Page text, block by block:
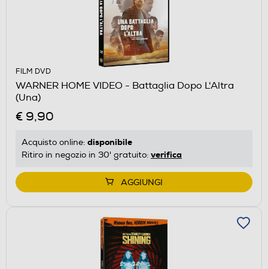
FILM DVD
WARNER HOME VIDEO - Battaglia Dopo L'Altra
(Una)
€ 9,90
Acquisto online: disponibile
Ritiro in negozio in 30' gratuito: verifica
AGGIUNGI